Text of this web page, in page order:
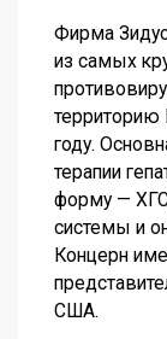
Фирма
из самых
году.
терапии
форму —
системы и
Концерн
США.